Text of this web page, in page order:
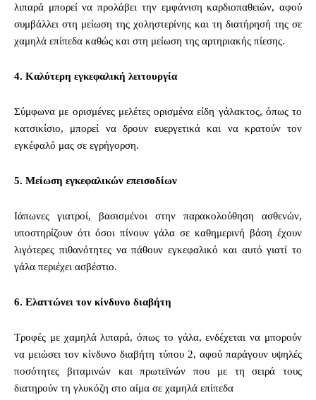
λιπαρά μπορεί να προλάβει την εμφάνιση καρδιοπαθειών, αφού
συμβάλλει στη μείωση της χοληστερίνης και τη διατήρησή της σε
χαμηλά επίπεδα καθώς και στη μείωση της αρτηριακής πίεσης.
4. Καλύτερη εγκεφαλική λειτουργία
Σύμφωνα με ορισμένες μελέτες ορισμένα είδη γάλακτος, όπως το
κατσικίσιο, μπορεί να δρουν ευεργετικά και να κρατούν τον
εγκέφαλό μας σε εγρήγορση.
5. Μείωση εγκεφαλικών επεισοδίων
Ιάπωνες γιατροί, βασισμένοι στην παρακολούθηση ασθενών,
υποστηρίζουν ότι όσοι πίνουν γάλα σε καθημερινή βάση έχουν
λιγότερες πιθανότητες να πάθουν εγκεφαλικό και αυτό γιατί το
γάλα περιέχει ασβέστιο.
6. Ελαττώνει τον κίνδυνο διαβήτη
Τροφές με χαμηλά λιπαρά, όπως το γάλα, ενδέχεται να μπορούν
να μειώσει τον κίνδυνο διαβήτη τύπου 2, αφού παράγουν υψηλές
ποσότητες βιταμινών και πρωτεϊνών που με τη σειρά τους
διατηρούν τη γλυκόζη στο αίμα σε χαμηλά επίπεδα